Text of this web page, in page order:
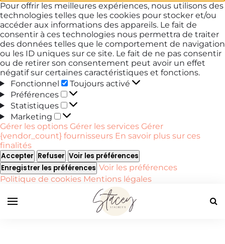
Pour offrir les meilleures expériences, nous utilisons des
technologies telles que les cookies pour stocker et/ou
accéder aux informations des appareils. Le fait de
consentir à ces technologies nous permettra de traiter
des données telles que le comportement de navigation
ou les ID uniques sur ce site. Le fait de ne pas consentir
ou de retirer son consentement peut avoir un effet
négatif sur certaines caractéristiques et fonctions.
Fonctionnel
Fonctionnel
Toujours activé
Préférences
Préférences
Statistiques
Statistiques
Marketing
Marketing
Gérer les options Gérer les services Gérer
{vendor_count} fournisseurs En savoir plus sur ces
finalités
Accepter Refuser Voir les préférences
Enregistrer les préférences Voir les préférences
Politique de cookies Mentions légales